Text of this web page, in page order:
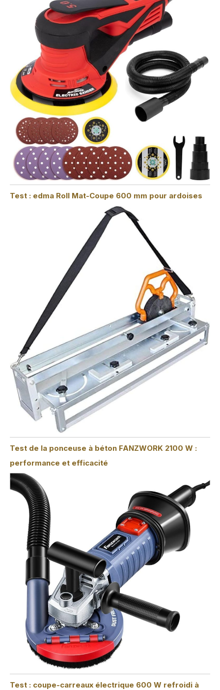
Test : edma Roll Mat-Coupe 600 mm pour ardoises
Test de la ponceuse à béton FANZWORK 2100 W :
performance et efficacité
Test : coupe-carreaux électrique 600 W refroidi à